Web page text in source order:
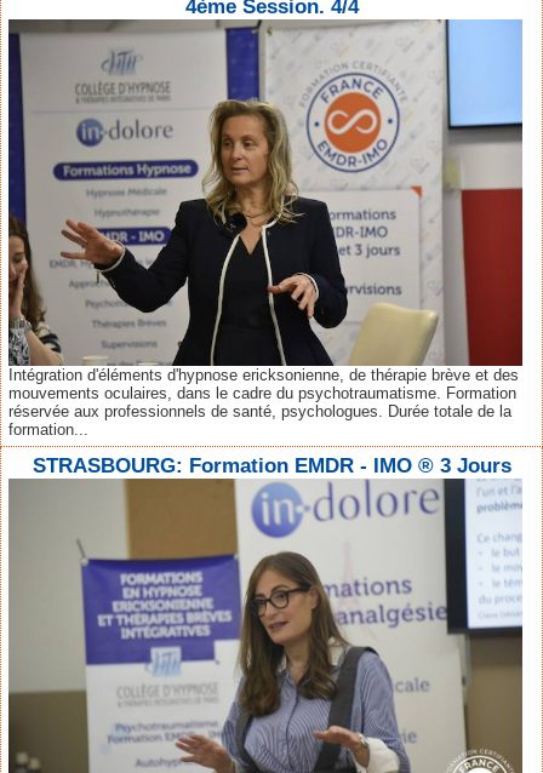
4ème Session. 4/4
Intégration d'éléments d'hypnose ericksonienne, de thérapie brève et des
mouvements oculaires, dans le cadre du psychotraumatisme. Formation
réservée aux professionnels de santé, psychologues. Durée totale de la
formation...
STRASBOURG: Formation EMDR - IMO ® 3 Jours